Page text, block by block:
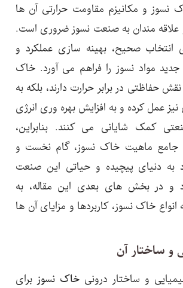
نسوز و مکانیزم مقاومت حرارتی آن ها
مندان به صنعت نسوز ضروری است.
انتخاب صحیح، بهینه سازی عملکرد و
مواد نسوز را فراهم می آورد. خاک
حفاظتی در برابر حرارت دارند، بلکه به
نیز عمل کرده و به افزایش بهره وری انرژی
کمک شایانی می کنند. بنابراین،
ماهیت خاک نسوز، گام نخست و
به دنیای پیچیده و حیاتی این صنعت
در بخش های بعدی این مقاله، به
خاک نسوز، کاربردها و مزایای آن ها
و ساختار آن
و ساختار درونی خاک نسوز برای